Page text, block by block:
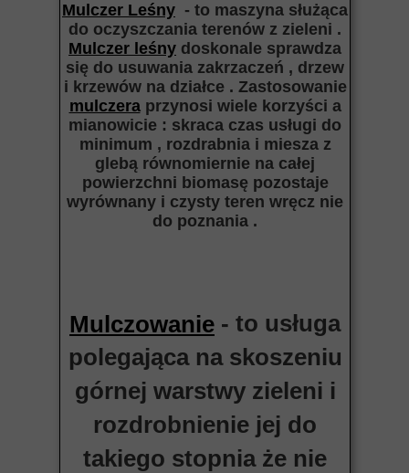
Mulczer Leśny - to maszyna służąca
do oczyszczania terenów z zieleni .
Mulczer leśny doskonale sprawdza
się do usuwania zakrzaczeń , drzew
i krzewów na działce . Zastosowanie
mulczeraprzynosi wiele korzyści a
mianowicie : skraca czas usługi do
minimum , rozdrabnia i miesza z
glebą równomiernie na całej
powierzchni biomasę pozostaje
wyrównany i czysty teren wręcz nie
do poznania .
Mulczowanie - to usługa
polegająca na skoszeniu
górnej warstwy zieleni i
rozdrobnienie jej do
takiego stopnia że nie